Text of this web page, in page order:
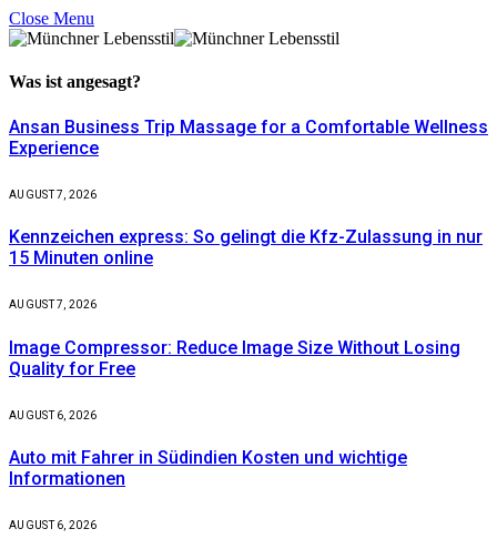
Close Menu
Was ist angesagt?
Ansan Business Trip Massage for a Comfortable Wellness
Experience
AUGUST 7, 2026
Kennzeichen express: So gelingt die Kfz-Zulassung in nur
15 Minuten online
AUGUST 7, 2026
Image Compressor: Reduce Image Size Without Losing
Quality for Free
AUGUST 6, 2026
Auto mit Fahrer in Südindien Kosten und wichtige
Informationen
AUGUST 6, 2026